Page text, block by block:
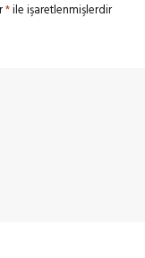
*ile işaretlenmişlerdir